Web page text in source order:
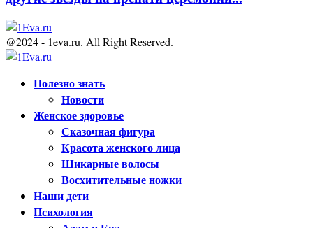
@2024 - 1eva.ru. All Right Reserved.
Полезно знать
Новости
Женское здоровье
Сказочная фигура
Красота женского лица
Шикарные волосы
Восхитительные ножки
Наши дети
Психология